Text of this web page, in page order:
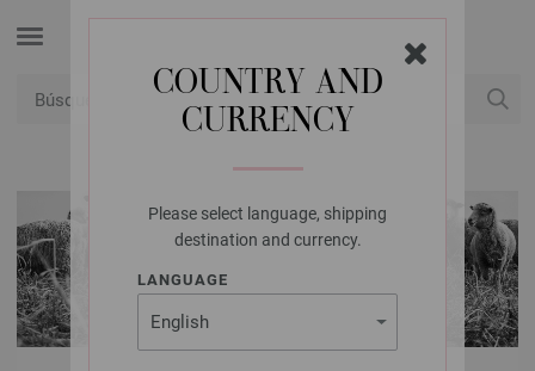
COUNTRY AND
CURRENCY
Please select language, shipping
destination and currency.
LANGUAGE